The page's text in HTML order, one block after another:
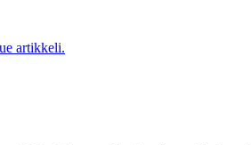
artikkeli.